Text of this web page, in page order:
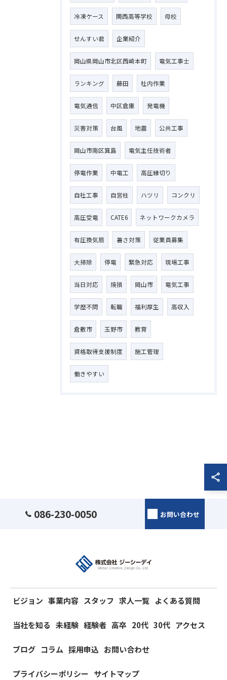
冷凍ケース 関西高等学校 母校
せんすい君 企業紹介
岡山県岡山市北区西崎本町 電気工事士
ランキング 藤田 社内作業
電気通信 中区倉庫 発電機
災害対策 台風 地震 公共工事
岡山市南区箕島 電気主任技術者
停電作業 中電工 高圧縁切り
自社工事 自営柱 ハツリ コンクリ
高圧受電 CATE6 ネットワークカメラ
有圧換気扇 暑さ対策 従業員募集
大掃除 停電 緊急対応 現場工事
当日対応 焼損 岡山市 電気工事
学歴不問 転職 福利厚生 高収入
倉敷市 玉野市 教育
資格取得支援制度 施工管理
働きやすい
086-230-0050 お問い合わせ
ビジョン 事業内容 スタッフ 求人一覧 よくある質問
当社を知る 未経験 経験者 高卒 20代 30代 アクセス
ブログ コラム 採用申込 お問い合わせ
プライバシーポリシー サイトマップ